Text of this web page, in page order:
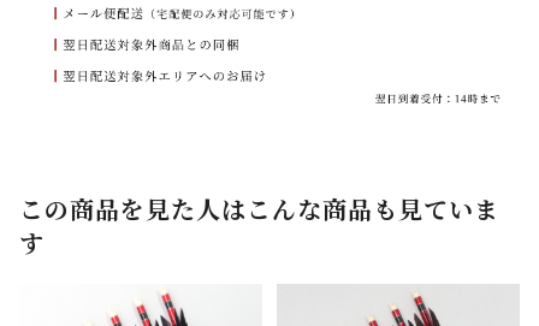
この商品を見た人はこんな商品も見ていま
す